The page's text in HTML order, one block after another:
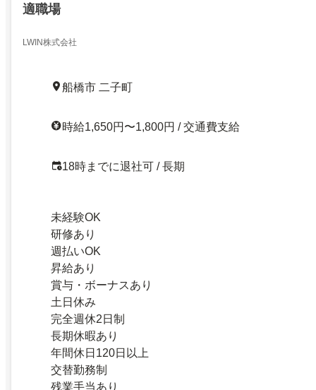
適職場
LWIN株式会社
船橋市 二子町
時給1,650円〜1,800円 / 交通費支給
18時までに退社可 / 長期
未経験OK
研修あり
週払いOK
昇給あり
賞与・ボーナスあり
土日休み
完全週休2日制
長期休暇あり
年間休日120日以上
交替勤務制
残業手当あり